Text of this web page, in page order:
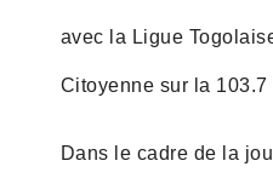
avec la Ligue
Citoyenne sur la 103.7
Dans le cadre de la